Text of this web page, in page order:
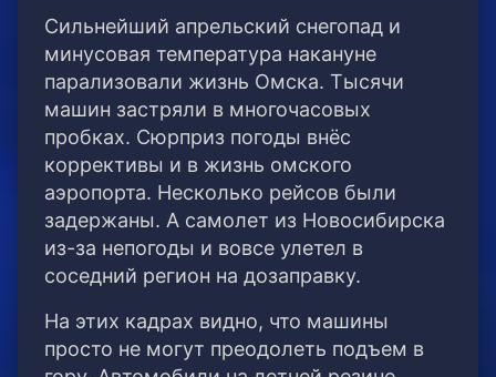
Сильнейший апрельский снегопад и
минусовая температура накануне
парализовали жизнь Омска. Тысячи
машин застряли в многочасовых
пробках. Сюрприз погоды внёс
коррективы и в жизнь омского
аэропорта. Несколько рейсов были
задержаны. А самолет из Новосибирска
из-за непогоды и вовсе улетел в
соседний регион на дозаправку.
На этих кадрах видно, что машины
просто не могут преодолеть подъем в